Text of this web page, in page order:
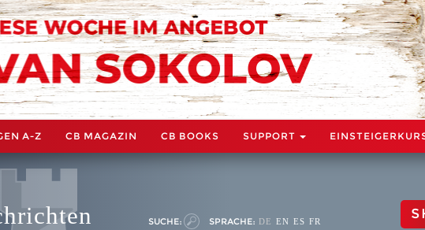
A-Z CB MAGAZIN CB BOOKS SUPPORT
SUCHE: SPRACHE: DE EN ES FR